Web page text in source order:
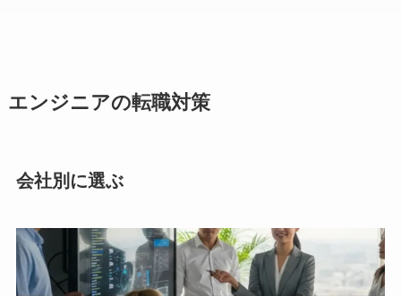
エンジニアの転職対策
会社別に選ぶ